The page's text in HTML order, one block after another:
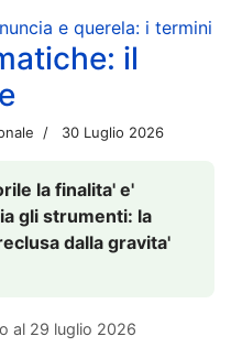
e querela: i termini
il
30 Luglio 2026
la finalita' e'
gli strumenti: la
dalla gravita'
al 29 luglio 2026